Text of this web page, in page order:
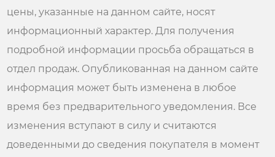
цены, указанные на данном сайте, носят
информационный характер. Для получения
подробной информации просьба обращаться в
отдел продаж. Опубликованная на данном сайте
информация может быть изменена в любое
время без предварительного уведомления. Все
изменения вступают в силу и считаются
доведенными до сведения покупателя в момент